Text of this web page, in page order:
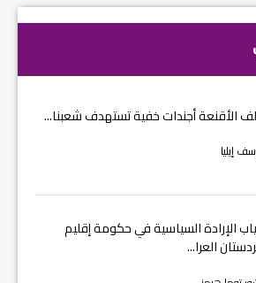
الأقنعة أجندات خفية تستهدف شعبنا...
إيليا
الإرادة السياسية في حكومة إقليم
العرا...